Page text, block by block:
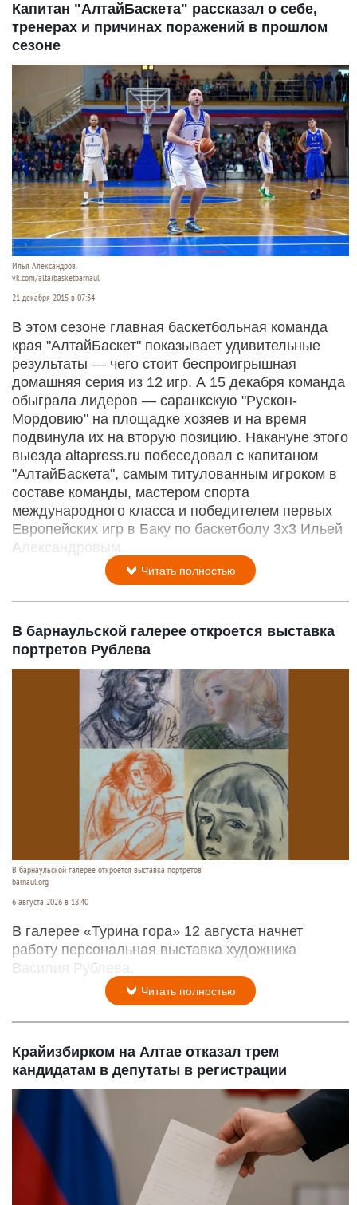
Капитан "АлтайБаскета" рассказал о себе,
тренерах и причинах поражений в прошлом
сезоне
Илья Александров.
vk.com/altaibasketbarnaul
21 декабря 2015 в 07:34
В этом сезоне главная баскетбольная команда
края "АлтайБаскет" показывает удивительные
результаты — чего стоит беспроигрышная
домашняя серия из 12 игр. А 15 декабря команда
обыграла лидеров — саранкскую "Рускон-
Мордовию" на площадке хозяев и на время
подвинула их на вторую позицию. Накануне этого
выезда altapress.ru побеседовал с капитаном
"АлтайБаскета", самым титулованным игроком в
составе команды, мастером спорта
международного класса и победителем первых
Европейских игр в Баку по баскетболу 3х3 Ильей
Александровым.
Читать полностью
В барнаульской галерее откроется выставка
портретов Рублева
В барнаульской галерее откроется выставка портретов
barnaul.org
6 августа 2026 в 18:40
В галерее «Турина гора» 12 августа начнет
работу персональная выставка художника
Василия Рублева.
Читать полностью
Крайизбирком на Алтае отказал трем
кандидатам в депутаты в регистрации